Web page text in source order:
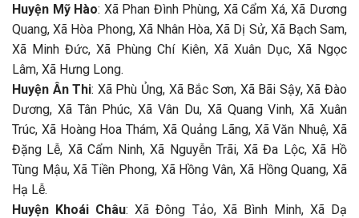
Huyện Mỹ Hào: Xã Phan Đình Phùng, Xã Cẩm Xá, Xã Dương
Quang, Xã Hòa Phong, Xã Nhân Hòa, Xã Dị Sử, Xã Bạch Sam,
Xã Minh Đức, Xã Phùng Chí Kiên, Xã Xuân Dục, Xã Ngọc
Lâm, Xã Hưng Long.
Huyện Ân Thi: Xã Phù Ủng, Xã Bắc Sơn, Xã Bãi Sậy, Xã Đào
Dương, Xã Tân Phúc, Xã Vân Du, Xã Quang Vinh, Xã Xuân
Trúc, Xã Hoàng Hoa Thám, Xã Quảng Lãng, Xã Văn Nhuệ, Xã
Đặng Lễ, Xã Cẩm Ninh, Xã Nguyễn Trãi, Xã Đa Lộc, Xã Hồ
Tùng Mậu, Xã Tiền Phong, Xã Hồng Vân, Xã Hồng Quang, Xã
Hạ Lễ.
Huyện Khoái Châu: Xã Đông Tảo, Xã Bình Minh, Xã Dạ